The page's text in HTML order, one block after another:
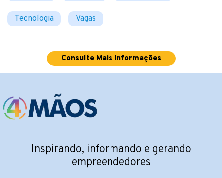
Tecnologia Vagas
Consulte Mais Informações
Inspirando, informando e gerando
empreendedores